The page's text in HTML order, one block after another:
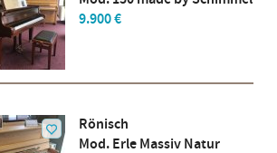
9.900 €
Rönisch
Mod. Erle Massiv Natur